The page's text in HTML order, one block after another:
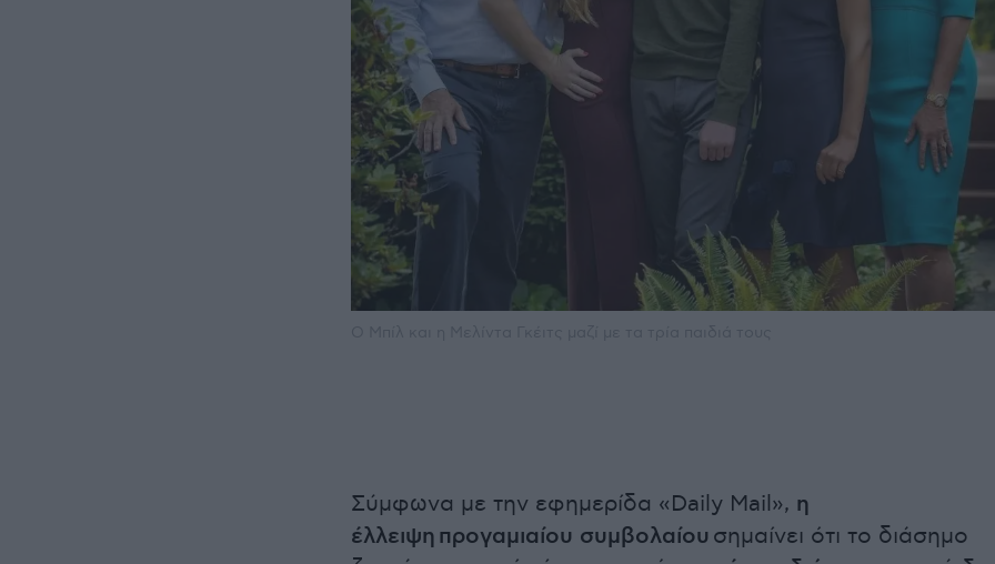
Σύμφωνα με την εφημερίδα «Daily Mail», η
έλλειψη προγαμιαίου συμβολαίου σημαίνει ότι το διάσημο